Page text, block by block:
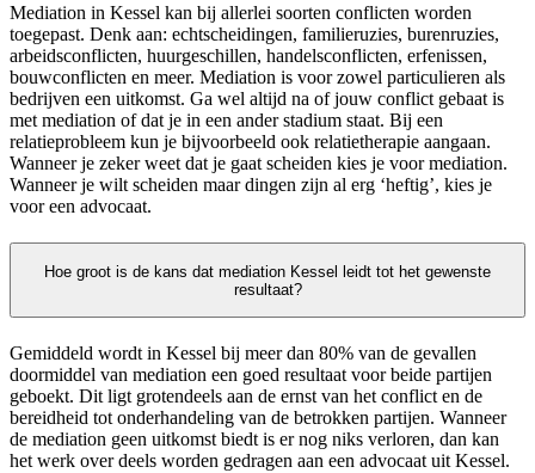
Mediation in Kessel kan bij allerlei soorten conflicten worden
toegepast. Denk aan: echtscheidingen, familieruzies, burenruzies,
arbeidsconflicten, huurgeschillen, handelsconflicten, erfenissen,
bouwconflicten en meer. Mediation is voor zowel particulieren als
bedrijven een uitkomst. Ga wel altijd na of jouw conflict gebaat is
met mediation of dat je in een ander stadium staat. Bij een
relatieprobleem kun je bijvoorbeeld ook relatietherapie aangaan.
Wanneer je zeker weet dat je gaat scheiden kies je voor mediation.
Wanneer je wilt scheiden maar dingen zijn al erg ‘heftig’, kies je
voor een advocaat.
Hoe groot is de kans dat mediation Kessel leidt tot het gewenste
resultaat?
Gemiddeld wordt in Kessel bij meer dan 80% van de gevallen
doormiddel van mediation een goed resultaat voor beide partijen
geboekt. Dit ligt grotendeels aan de ernst van het conflict en de
bereidheid tot onderhandeling van de betrokken partijen. Wanneer
de mediation geen uitkomst biedt is er nog niks verloren, dan kan
het werk over deels worden gedragen aan een advocaat uit Kessel.